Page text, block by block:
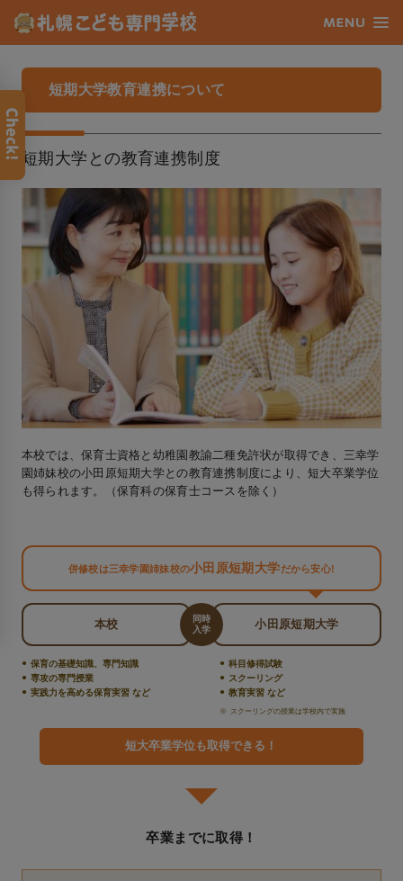
短期大学教育連携について
短期大学との教育連携制度
本校では、保育士資格と幼稚園教諭二種免許状が取得でき、三幸学
園姉妹校の小田原短期大学との教育連携制度により、短大卒業学位
も得られます。（保育科の保育士コースを除く）
併修校は三幸学園姉妹校の小田原短期大学だから安心!
本校 小田原短期大学
同時
入学
● 保育の基礎知識、専門知識
● 専攻の専門授業
● 実践力を高める保育実習 など
● 科目修得試験
● スクーリング
● 教育実習 など
スクーリングの授業は学校内で実施
短大卒業学位も取得できる！
卒業までに取得！